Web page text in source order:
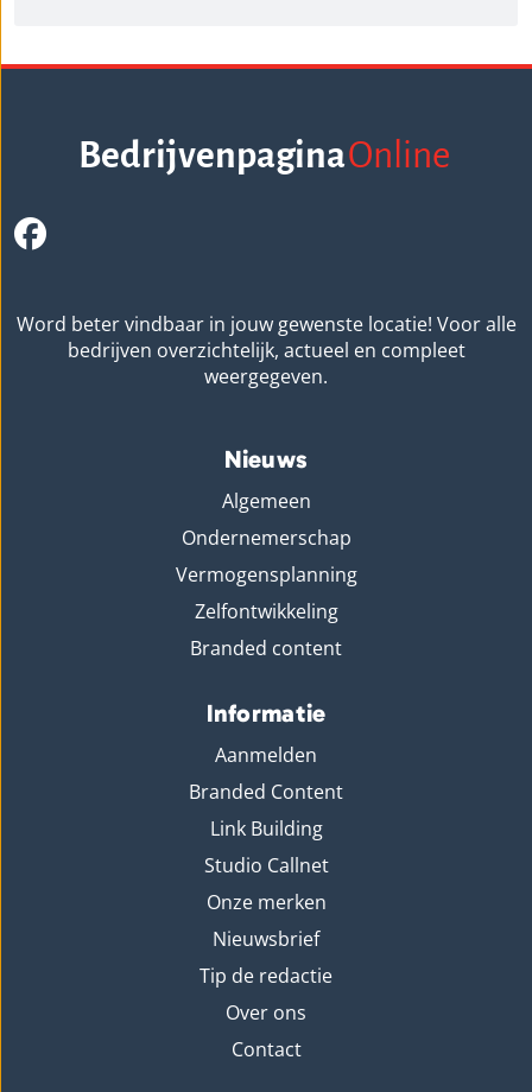
BedrijvenpaginaOnline
Word beter vindbaar in jouw gewenste locatie! Voor alle
bedrijven overzichtelijk, actueel en compleet
weergegeven.
Nieuws
Algemeen
Ondernemerschap
Vermogensplanning
Zelfontwikkeling
Branded content
Informatie
Aanmelden
Branded Content
Link Building
Studio Callnet
Onze merken
Nieuwsbrief
Tip de redactie
Over ons
Contact